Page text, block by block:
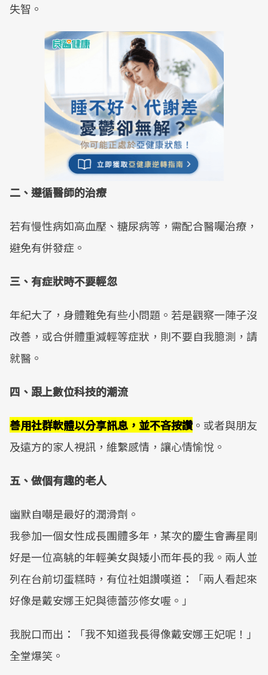
失智。
二、遵循醫師的治療
若有慢性病如高血壓、糖尿病等，需配合醫囑治療，
避免有併發症。
三、有症狀時不要輕忽
年紀大了，身體難免有些小問題。若是觀察一陣子沒
改善，或合併體重減輕等症狀，則不要自我臆測，請
就醫。
四、跟上數位科技的潮流
善用社群軟體以分享訊息，並不吝按讚。或者與朋友
及遠方的家人視訊，維繫感情，讓心情愉悅。
五、做個有趣的老人
幽默自嘲是最好的潤滑劑。
我參加一個女性成長團體多年，某次的慶生會壽星剛
好是一位高䠷的年輕美女與矮小而年長的我。兩人並
列在台前切蛋糕時，有位社姐讚嘆道：「兩人看起來
好像是戴安娜王妃與德蕾莎修女喔。」
我脫口而出：「我不知道我長得像戴安娜王妃呢！」
全堂爆笑。